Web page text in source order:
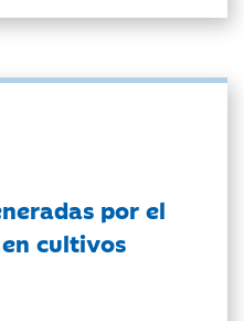
por el
cultivos